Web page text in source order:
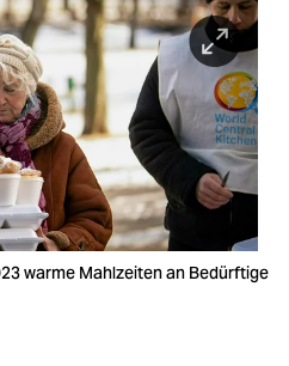
warme Mahlzeiten an Bedürftige